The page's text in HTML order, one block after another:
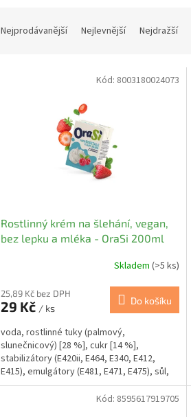
Nejprodávanější Nejlevnější Nejdražší
Rostlinný krém na šlehání, vegan,
bez lepku a mléka - OraSi 200ml
Skladem (>5 ks)
25,89 Kč bez DPH
29 Kč / ks
Do košíku
voda, rostlinné tuky (palmový,
slunečnicový) [28 %], cukr [14 %],
stabilizátory (E420ii, E464, E340, E412,
E415), emulgátory (E481, E471, E475), sůl,
aroma.
Kód: 8003180024073
Kód: 8595617919705